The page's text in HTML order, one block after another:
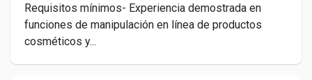
Requisitos mínimos- Experiencia demostrada en
funciones de manipulación en línea de productos
cosméticos y...